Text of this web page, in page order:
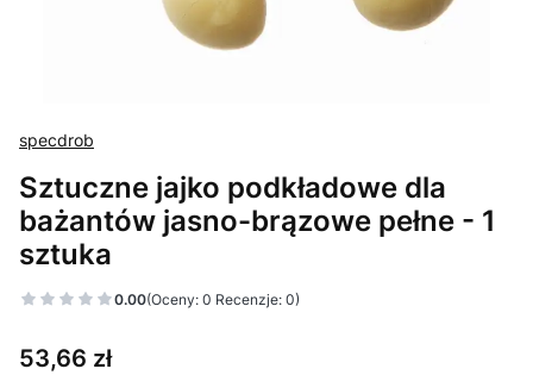
specdrob
Sztuczne jajko podkładowe dla
bażantów jasno-brązowe pełne - 1
sztuka
0.00(Oceny: 0 Recenzje: 0)
Przejdź do sekcji Opinie
Cena
53,66 zł